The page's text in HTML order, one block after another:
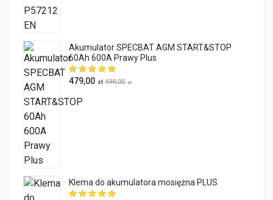
Akumulator SPECBAT AGM START&STOP
60Ah 600A Prawy Plus
479,00 zł 499,00 zł
Klema do akumulatora mosiężna PLUS